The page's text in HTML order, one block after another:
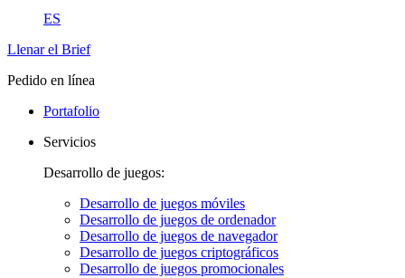
ES
Llenar el Brief
Pedido en línea
Portafolio
Servicios
Desarrollo de juegos:
Desarrollo de juegos móviles
Desarrollo de juegos de ordenador
Desarrollo de juegos de navegador
Desarrollo de juegos criptográficos
Desarrollo de juegos promocionales